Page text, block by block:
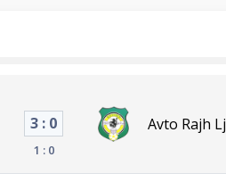
3 : 0
1 : 0
Avto Rajh